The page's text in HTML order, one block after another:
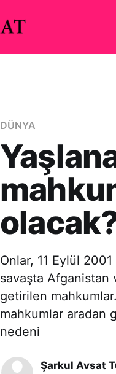
DÜNYA
Onlar, 11 Eylül 2001
savaşta Afganistan
getirilen
mahkumlar aradan
nedeni
Şarkul Avsat